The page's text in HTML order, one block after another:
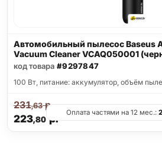
Автомобильный пылесос Baseus
Vacuum Cleaner VCAQ050001
код товара #9297847
100 Вт, питание: аккумулятор, объём
223,80р.
231,63р.
Оплата частями на 12 мес.: